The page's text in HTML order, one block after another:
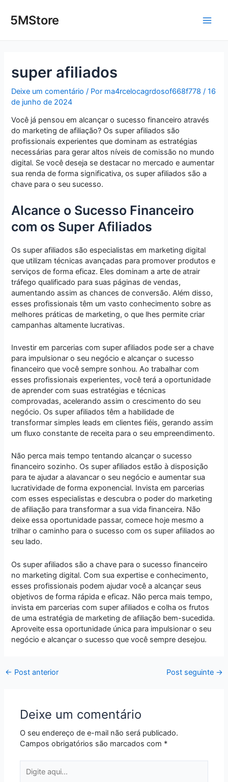
para5MStore
super afiliados
Deixe um comentário / Por ma4rcelocagrdosof668f778/16
de junho de 2024
Você já pensou em alcançar o sucesso financeiro através
do marketing de afiliação? Os super afiliados são
profissionais experientes que dominam as estratégias
necessárias para gerar altos níveis de comissão no mundo
digital. Se você deseja se destacar no mercado e aumentar
sua renda de forma significativa, os super afiliados são a
chave para o seu sucesso.
Alcance o Sucesso Financeiro
com os Super Afiliados
Os super afiliados são especialistas em marketing digital
que utilizam técnicas avançadas para promover produtos e
serviços de forma eficaz. Eles dominam a arte de atrair
tráfego qualificado para suas páginas de vendas,
aumentando assim as chances de conversão. Além disso,
esses profissionais têm um vasto conhecimento sobre as
melhores práticas de marketing, o que lhes permite criar
campanhas altamente lucrativas.
Investir em parcerias com super afiliados pode ser a chave
para impulsionar o seu negócio e alcançar o sucesso
financeiro que você sempre sonhou. Ao trabalhar com
esses profissionais experientes, você terá a oportunidade
de aprender com suas estratégias e técnicas
comprovadas, acelerando assim o crescimento do seu
negócio. Os super afiliados têm a habilidade de
transformar simples leads em clientes fiéis, gerando assim
um fluxo constante de receita para o seu empreendimento.
Não perca mais tempo tentando alcançar o sucesso
financeiro sozinho. Os super afiliados estão à disposição
para te ajudar a alavancar o seu negócio e aumentar sua
lucratividade de forma exponencial. Invista em parcerias
com esses especialistas e descubra o poder do marketing
de afiliação para transformar a sua vida financeira. Não
deixe essa oportunidade passar, comece hoje mesmo a
trilhar o caminho para o sucesso com os super afiliados ao
seu lado.
Os super afiliados são a chave para o sucesso financeiro
no marketing digital. Com sua expertise e conhecimento,
esses profissionais podem ajudar você a alcançar seus
objetivos de forma rápida e eficaz. Não perca mais tempo,
invista em parcerias com super afiliados e colha os frutos
de uma estratégia de marketing de afiliação bem-sucedida.
Aproveite essa oportunidade única para impulsionar o seu
negócio e alcançar o sucesso que você sempre desejou.
navigation
← Post anterior Post seguinte →
Deixe um comentário
O seu endereço de e-mail não será publicado.
Campos obrigatórios são marcados com *
aqui...